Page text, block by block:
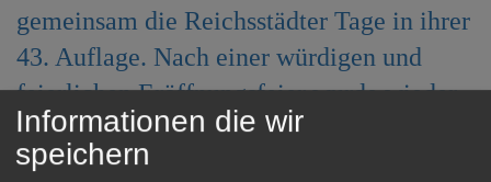
gemeinsam die Reichsstädter Tage in ihrer
43. Auflage. Nach einer würdigen und
feierlichen Eröffnungsfeier wurde wieder
ein abwechslungsreiches und
unterhaltsames Programm auf sechs
Informationen die wir
speichern